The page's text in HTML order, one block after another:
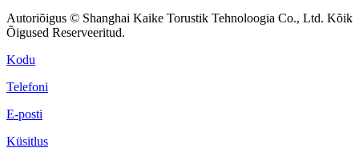
Autoriõigus © Shanghai Kaike Torustik Tehnoloogia Co., Ltd. Kõik
Õigused Reserveeritud.
Kodu
Telefoni
E-posti
Küsitlus